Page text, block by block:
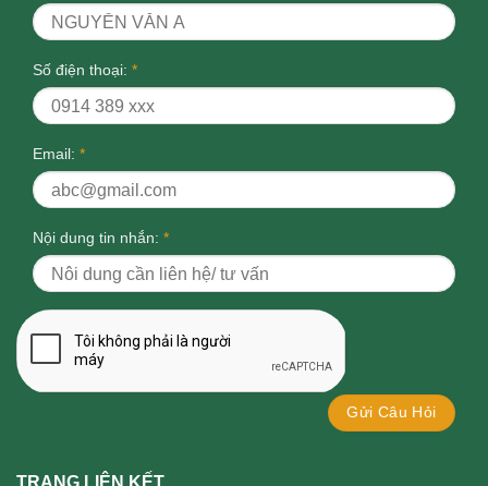
Số điện thoại: *
Email: *
Nội dung tin nhắn: *